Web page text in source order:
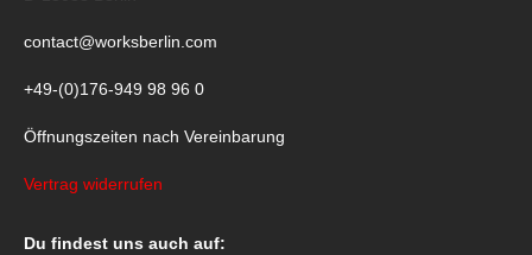
contact@worksberlin.com
+49-(0)176-949 98 96 0
Öffnungszeiten nach Vereinbarung
Vertrag widerrufen
Du findest uns auch auf: